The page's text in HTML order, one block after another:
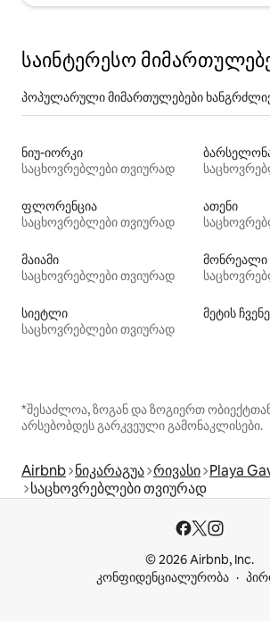
საინტერესო
პოპულარული მიმართულებები
ნიუ-იორკი
საცხოვრებლები თვიურად
ფლორენცია
საცხოვრებლები თვიურად
ათენი
მაიამი
საცხოვრებლები თვიურად
მონრეალი
სიეტლი
საცხოვრებლები თვიურად
მეტის
*შესაძლოა, ზოგან და ზოგიერთ
არსებობდეს გარკვეული გამონაკლისები.
Airbnb ნიკარაგუა რივასი Playa
საცხოვრებლები თვიურად
© 2026 Airbnb, Inc.
კონფიდენციალურობა